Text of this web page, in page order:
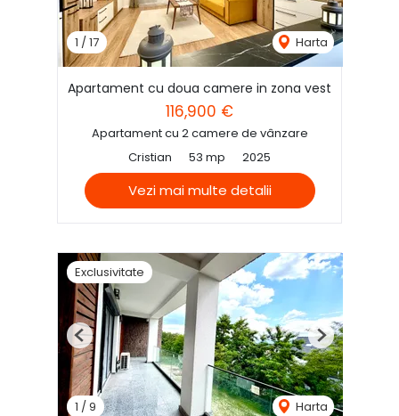
1 /17 Harta
Apartament cu doua camere in zona vest
116,900 €
Apartament cu 2 camere de vânzare
Cristian
53 mp 2025
Vezi mai multe detalii
Exclusivitate
1 /9 Harta
Previous Next